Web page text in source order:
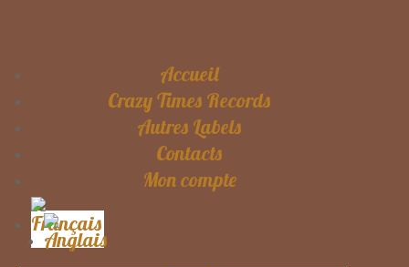
Accueil
Crazy Times Records
Autres Labels
Contacts
Mon compte